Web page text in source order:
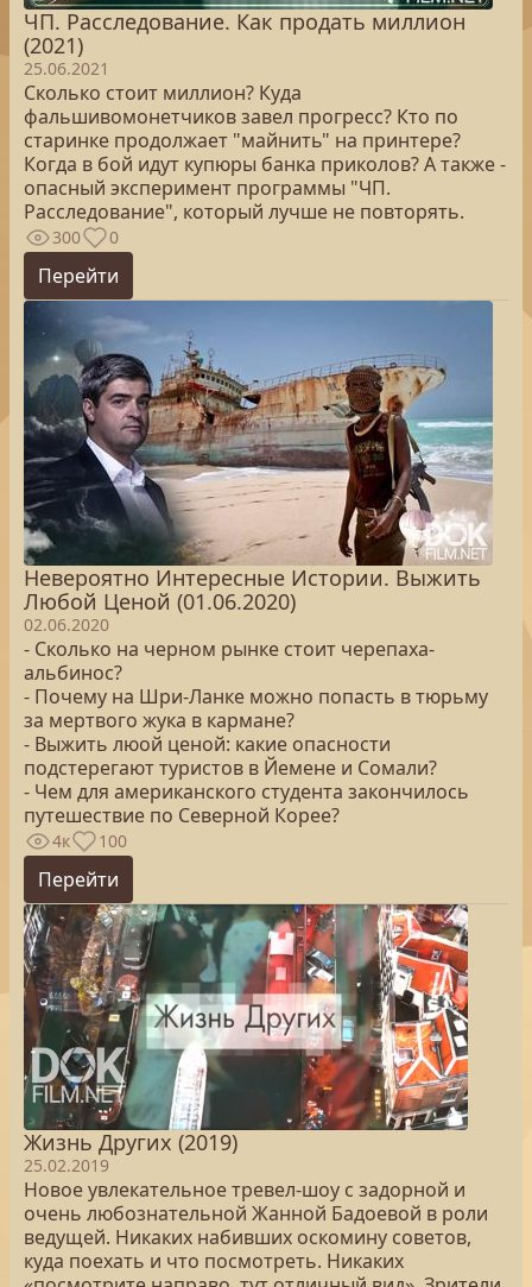
ЧП. Расследование. Как продать миллион
(2021)
25.06.2021
Сколько стоит миллион? Куда
фальшивомонетчиков завел прогресс? Кто по
старинке продолжает "майнить" на принтере?
Когда в бой идут купюры банка приколов? А также -
опасный эксперимент программы "ЧП.
Расследование", который лучше не повторять.
300 0
Перейти
Невероятно Интересные Истории. Выжить
Любой Ценой (01.06.2020)
02.06.2020
- Сколько на черном рынке стоит черепаха-
альбинос?
- Почему на Шри-Ланке можно попасть в тюрьму
за мертвого жука в кармане?
- Выжить люой ценой: какие опасности
подстерегают туристов в Йемене и Сомали?
- Чем для американского студента закончилось
путешествие по Северной Корее?
4к 100
Перейти
Жизнь Других (2019)
25.02.2019
Новое увлекательное тревел-шоу с задорной и
очень любознательной Жанной Бадоевой в роли
ведущей. Никаких набивших оскомину советов,
куда поехать и что посмотреть. Никаких